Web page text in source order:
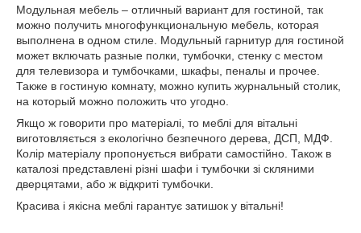
Модульная мебель – отличный вариант для гостиной, так
можно получить многофункциональную мебель, которая
выполнена в одном стиле. Модульный гарнитур для гостиной
может включать разные полки, тумбочки, стенку с местом
для телевизора и тумбочками, шкафы, пеналы и прочее.
Также в гостиную комнату, можно купить журнальный столик,
на который можно положить что угодно.
Якщо ж говорити про матеріалі, то меблі для вітальні
виготовляється з екологічно безпечного дерева, ДСП, МДФ.
Колір матеріалу пропонується вибрати самостійно. Також в
каталозі представлені різні шафи і тумбочки зі скляними
дверцятами, або ж відкриті тумбочки.
Красива і якісна меблі гарантує затишок у вітальні!